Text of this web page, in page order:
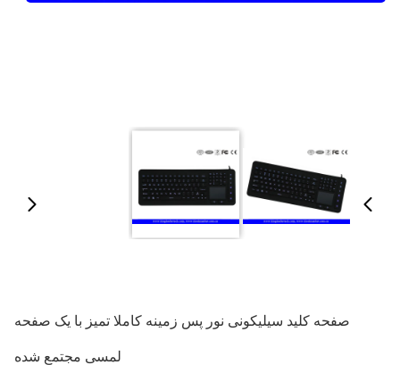
صفحه کلید سیلیکونی نور پس زمینه کاملا تمیز با یک صفحه
لمسی مجتمع شده